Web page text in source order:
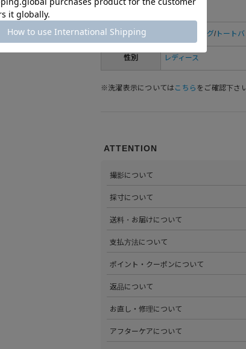
カテゴリ すべてのバッグ/ トート
性別 レディース
※洗濯表示については こちら をご確認下さい
ATTENTION
撮影について
心がけています。詳しくは
採寸について
部サイズタブか、または
送料・お届けについて
ださい。
支払方法について
・クレジットカード払い（VISA、Master
・PayPay
分割払いやご利用可能なクレジットカー
ポイント・クーポンについて
す。
発行中のクーポンはマイページよりご確
返品について
確認ください。
お直し・修理について
>修理については内容を確認させていた
アフターケアについて